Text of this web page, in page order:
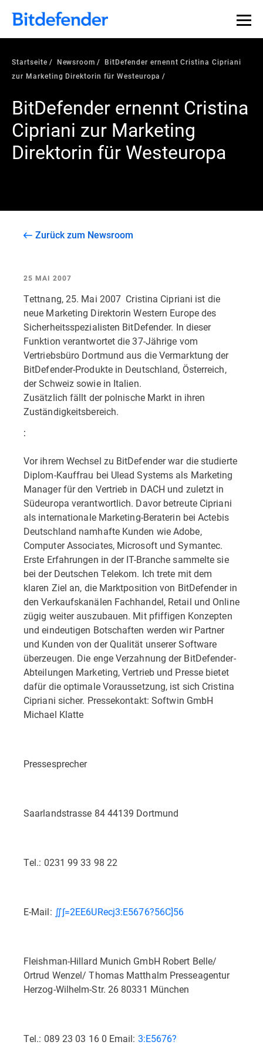
Startseite Newsroom
BitDefender ernennt Cristina Cipriani
zur Marketing Direktorin für Westeuropa
BitDefender ernennt Cristina
Cipriani zur Marketing
Direktorin für Westeuropa
Zurück zum Newsroom
25 MAI 2007
Tettnang, 25. Mai 2007  Cristina Cipriani ist die
neue Marketing Direktorin Western Europe des
Sicherheitsspezialisten BitDefender. In dieser
Funktion verantwortet die 37-Jährige vom
Vertriebsbüro Dortmund aus die Vermarktung der
BitDefender-Produkte in Deutschland, Österreich,
der Schweiz sowie in Italien.
Zusätzlich fällt der polnische Markt in ihren
Zuständigkeitsbereich.
:
Vor ihrem Wechsel zu BitDefender war die studierte
Diplom-Kauffrau bei Ulead Systems als Marketing
Manager für den Vertrieb in DACH und zuletzt in
Südeuropa verantwortlich. Davor betreute Cipriani
als internationale Marketing-Beraterin bei Actebis
Deutschland namhafte Kunden wie Adobe,
Computer Associates, Microsoft und Symantec.
Erste Erfahrungen in der IT-Branche sammelte sie
bei der Deutschen Telekom. Ich trete mit dem
klaren Ziel an, die Marktposition von BitDefender in
den Verkaufskanälen Fachhandel, Retail und Online
zügig weiter auszubauen. Mit pfiffigen Konzepten
und eindeutigen Botschaften werden wir Partner
und Kunden von der Qualität unserer Software
überzeugen. Die enge Verzahnung der BitDefender-
Abteilungen Marketing, Vertrieb und Presse bietet
dafür die optimale Voraussetzung, ist sich Cristina
Cipriani sicher. Pressekontakt: Softwin GmbH
Michael Klatte
Pressesprecher
Saarlandstrasse 84 44139 Dortmund
Tel.: 0231 99 33 98 22
E-Mail: ∬∫=2EE6URecj3:E5676?56C]56
Fleishman-Hillard Munich GmbH Robert Belle/
Ortrud Wenzel/ Thomas Matthalm Presseagentur
Herzog-Wilhelm-Str. 26 80331 München
Tel.: 089 23 03 16 0 Email: 3:E5676?